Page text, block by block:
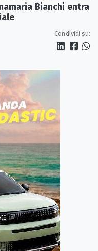
Bianchi entra
Condividi su: